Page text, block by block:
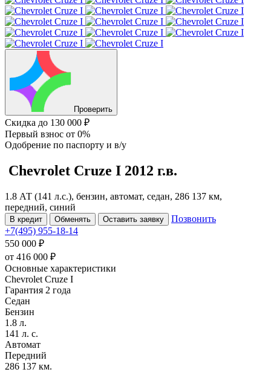
Проверить
Скидка до 130 000 ₽
Первый взнос от 0%
Одобрение по паспорту и в/у
Chevrolet Cruze I 2012 г.в.
1.8 АТ (141 л.с.), бензин, автомат, седан, 286 137 км,
передний, синий
В кредит Обменять Оставить заявку
Позвонить
+7(495) 955-18-14
550 000 ₽
от 416 000 ₽
Основные характеристики
Chevrolet Cruze I
Гарантия 2 года
Седан
Бензин
1.8 л.
141 л. с.
Автомат
Передний
286 137 км.